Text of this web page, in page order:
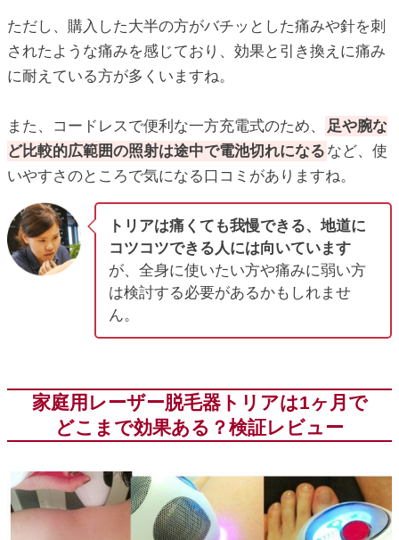
ただし、購入した大半の方がバチッとした痛みや針を刺
されたような痛みを感じており、効果と引き換えに痛み
に耐えている方が多くいますね。
また、コードレスで便利な一方充電式のため、
足や腕な
ど比較的広範囲の照射は途中で電池切れになる など、使
いやすさのところで気になる口コミがありますね。
トリアは痛くても我慢できる、地道に
コツコツできる人には向いています
が、全身に使いたい方や痛みに弱い方
は検討する必要があるかもしれませ
ん。
家庭用レーザー脱毛器トリアは1ヶ月で
どこまで効果ある？検証レビュー